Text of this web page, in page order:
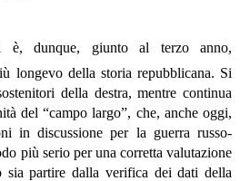
è, dunque, giunto al terzo anno,
longevo della storia repubblicana. Si
della destra, mentre continua
del “campo largo”, che, anche oggi,
in discussione per la guerra russo-
più serio per una corretta valutazione
sia partire dalla verifica dei dati della